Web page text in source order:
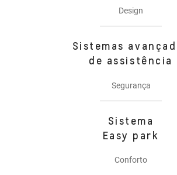
Design
Sistemas
de assistência
Segurança
Sistema
Easy park
Conforto